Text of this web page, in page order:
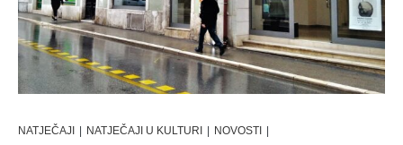
NATJEČAJI | NATJEČAJI U KULTURI | NOVOSTI |